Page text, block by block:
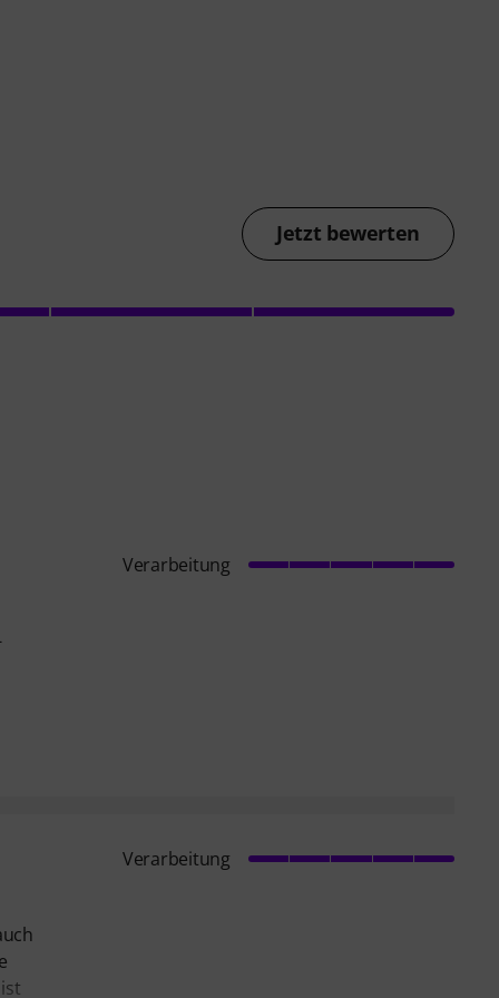
Jetzt bewerten
Verarbeitung
Verarbeitung